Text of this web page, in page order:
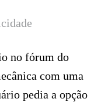
no fórum do
com uma
pedia a opção